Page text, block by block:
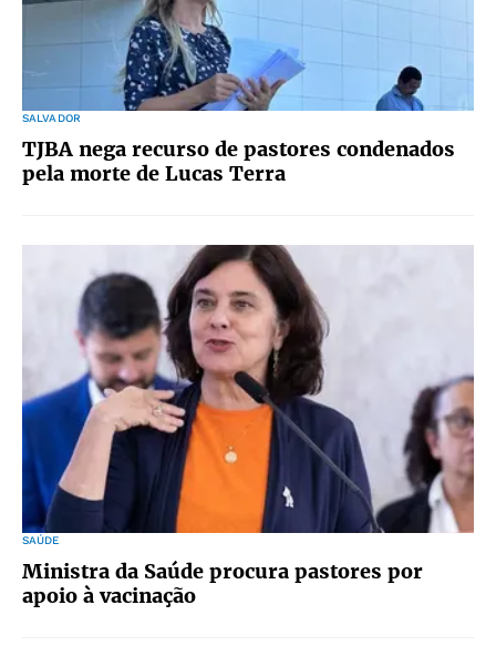
SALVADOR
TJBA nega recurso de pastores condenados
pela morte de Lucas Terra
SAÚDE
Ministra da Saúde procura pastores por
apoio à vacinação